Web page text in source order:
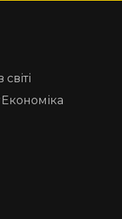
Економіка